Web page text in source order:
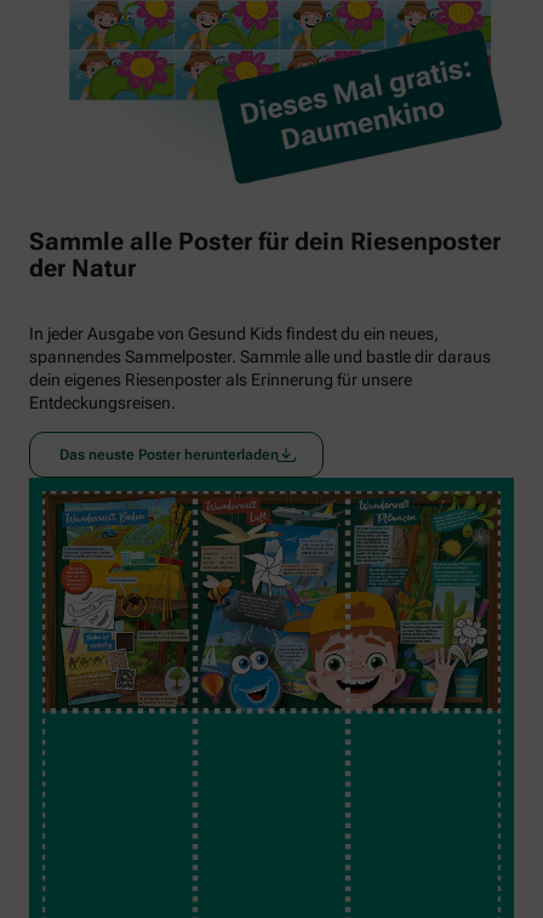
Sammle alle Poster für dein Riesenposter
der Natur
In jeder Ausgabe von Gesund Kids findest du ein neues,
spannendes Sammelposter. Sammle alle und bastle dir daraus
dein eigenes Riesenposter als Erinnerung für unsere
Entdeckungsreisen.
Das neuste Poster herunterladen